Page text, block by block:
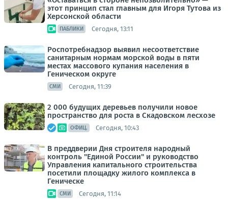
этот принцип стал главным для Игоря Тутова из
Херсонской области
ПАБЛИКИ Сегодня, 13:11
Роспотребнадзор выявил несоответствие
санитарным нормам морской воды в пяти
местах массового купания населения в
Геническом округе
СМИ Сегодня, 11:39
2 000 будущих деревьев получили новое
пространство для роста в Скадовском лесхозе
ОФИЦ. Сегодня, 10:43
В преддверии Дня строителя народный
контроль "Единой России" и руководство
Управления капитального строительства
посетили площадку жилого комплекса в
Геническе
СМИ Сегодня, 11:14